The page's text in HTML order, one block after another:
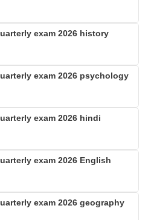
exam 2026 history
exam 2026 psychology
exam 2026 hindi
exam 2026 English
exam 2026 geography